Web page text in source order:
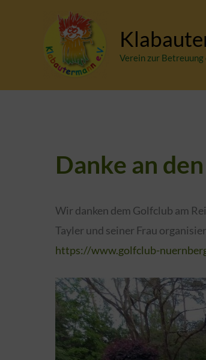
Verein zur
Danke an
Wir danken dem Golfclub am
Tayler und seiner Frau
https://www.golfclub-